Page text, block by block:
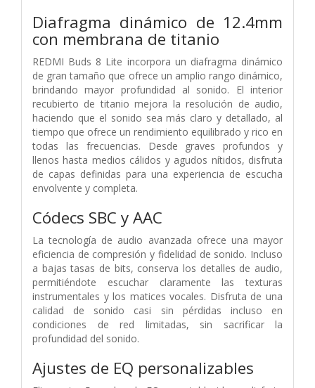
Diafragma dinámico de 12.4mm
con membrana de titanio
REDMI Buds 8 Lite incorpora un diafragma dinámico
de gran tamaño que ofrece un amplio rango dinámico,
brindando mayor profundidad al sonido. El interior
recubierto de titanio mejora la resolución de audio,
haciendo que el sonido sea más claro y detallado, al
tiempo que ofrece un rendimiento equilibrado y rico en
todas las frecuencias. Desde graves profundos y
llenos hasta medios cálidos y agudos nítidos, disfruta
de capas definidas para una experiencia de escucha
envolvente y completa.
Códecs SBC y AAC
La tecnología de audio avanzada ofrece una mayor
eficiencia de compresión y fidelidad de sonido. Incluso
a bajas tasas de bits, conserva los detalles de audio,
permitiéndote escuchar claramente las texturas
instrumentales y los matices vocales. Disfruta de una
calidad de sonido casi sin pérdidas incluso en
condiciones de red limitadas, sin sacrificar la
profundidad del sonido.
Ajustes de EQ personalizables